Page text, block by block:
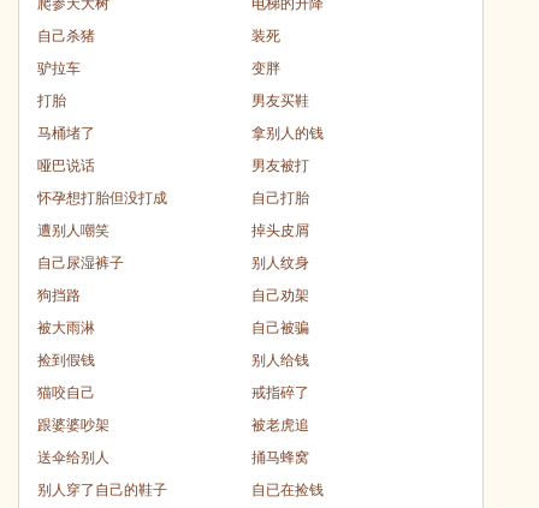
爬参天大树
电梯的升降
自己杀猪
装死
驴拉车
变胖
打胎
男友买鞋
马桶堵了
拿别人的钱
哑巴说话
男友被打
怀孕想打胎但没打成
自己打胎
遭别人嘲笑
掉头皮屑
自己尿湿裤子
别人纹身
狗挡路
自己劝架
被大雨淋
自己被骗
捡到假钱
别人给钱
猫咬自己
戒指碎了
跟婆婆吵架
被老虎追
送伞给别人
捅马蜂窝
别人穿了自己的鞋子
自已在捡钱